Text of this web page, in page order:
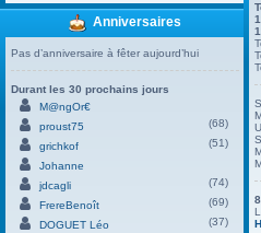
Anniversaires
Pas d’anniversaire à fêter aujourd’hui
Durant les 30 prochains jours
M@ngOr€
proust75
(68)
grichkof
(51)
Johanne
jdcagli
(74)
FrereBenoît
(69)
DOGUET Léo
(37)